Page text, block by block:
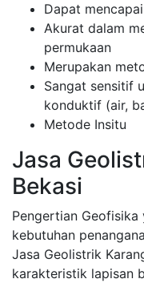
Dapat
Akurat dalam
permukaan
Merupakan
Sangat sensitif
konduktif (air,
Metode Insitu
Jasa
Bekasi
Pengertian
kebutuhan
Jasa Geolistrik
karakteristik lapisan